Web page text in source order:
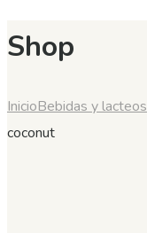
Shop
InicioBebidas y lacteos
coconut